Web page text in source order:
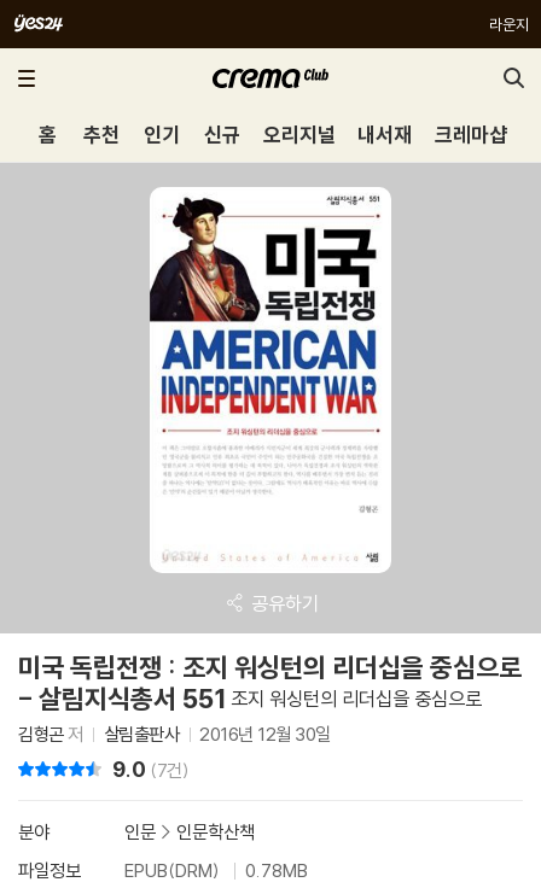
라운지
홈 추천 인기 신규 오리지널 내서재 크레마샵
공유하기
미국 독립전쟁 : 조지 워싱턴의 리더십을 중심으로
- 살림지식총서 551 조지 워싱턴의 리더십을 중심으로
김형곤저 살림출판사 2016년 12월 30일
9.0 (7건)
분야 인문 > 인문학산책
파일정보
EPUB(DRM)
0.78MB